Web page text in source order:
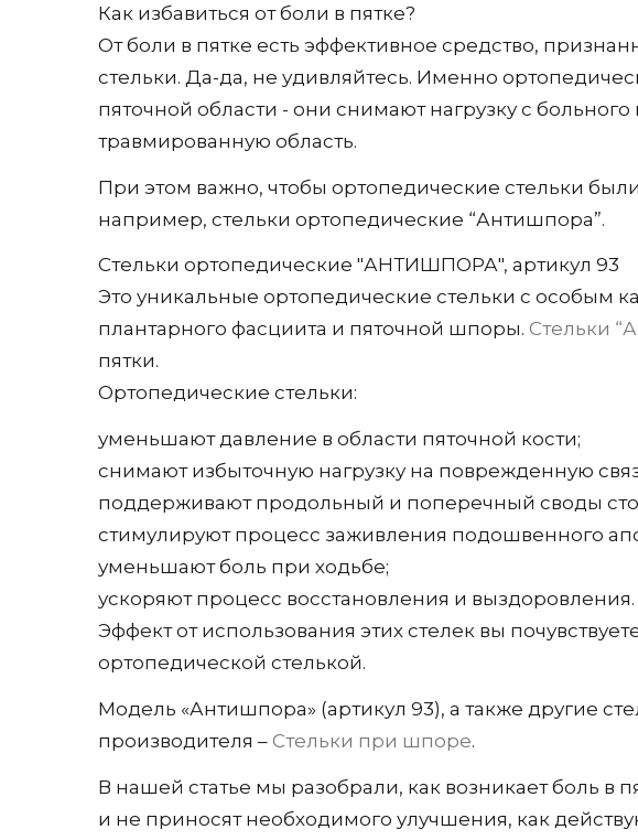
Как избавиться от боли в пятке?
От боли в пятке есть эффективное средство,
стельки. Да-да, не удивляйтесь. Именно
пяточной области - они снимают нагрузку с
травмированную область.
При этом важно, чтобы ортопедические стельки
например, стельки ортопедические “Антишпора”.
Стельки ортопедические "АНТИШПОРА", артикул 93
Это уникальные ортопедические стельки с особым
плантарного фасциита и пяточной шпоры. Стельки
пятки.
Ортопедические стельки:
уменьшают давление в области пяточной кости;
снимают избыточную нагрузку на поврежденную
поддерживают продольный и поперечный своды
стимулируют процесс заживления подошвенного
уменьшают боль при ходьбе;
ускоряют процесс восстановления и выздоровления.
Эффект от использования этих стелек вы
ортопедической стелькой.
Модель «Антишпора» (артикул 93), а также другие
производителя – Стельки при шпоре.
В нашей статье мы разобрали, как возникает боль в
и не приносят необходимого улучшения, как